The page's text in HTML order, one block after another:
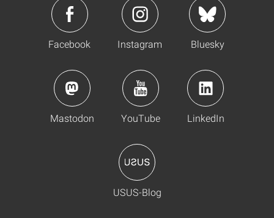
Facebook Instagram Bluesky
Mastodon YouTube LinkedIn
USUS-Blog